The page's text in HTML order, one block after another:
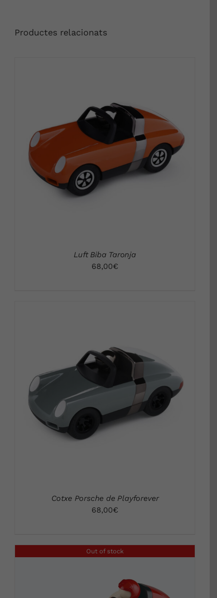
Productes relacionats
DETALLS
Luft Biba Taronja
68,00€
DETALLS
Cotxe Porsche de Playforever
68,00€
Out of stock